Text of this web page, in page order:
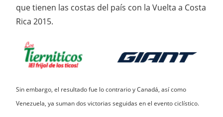
que tienen las costas del país con la Vuelta a Costa
Rica 2015.
Sin embargo, el resultado fue lo contrario y Canadá, así como
Venezuela, ya suman dos victorias seguidas en el evento ciclístico.